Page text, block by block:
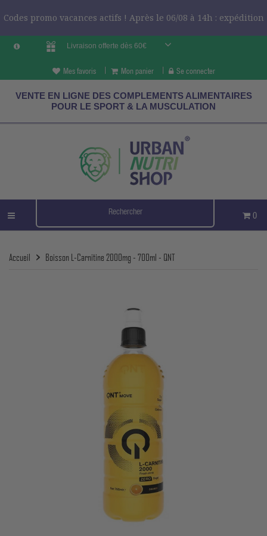
Codes promo vacances actifs ! Après le 06/08 à 14h : expédition
Livraison offerte dès 60€
Mes favoris Mon panier Se connecter
VENTE EN LIGNE DES COMPLEMENTS ALIMENTAIRES
POUR LE SPORT & LA MUSCULATION
0
Accueil Boisson L-Carnitine 2000mg - 700ml - QNT